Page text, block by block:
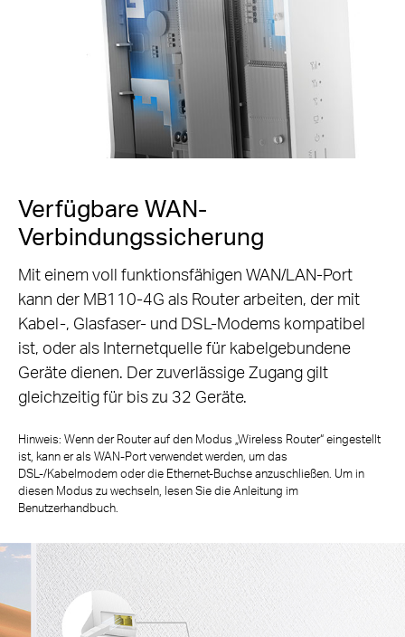
Verfügbare WAN-
Verbindungssicherung
Mit einem voll funktionsfähigen WAN/LAN-Port
kann der MB110-4G als Router arbeiten, der mit
Kabel-, Glasfaser- und DSL-Modems kompatibel
ist, oder als Internetquelle für kabelgebundene
Geräte dienen. Der zuverlässige Zugang gilt
gleichzeitig für bis zu 32 Geräte.
Hinweis: Wenn der Router auf den Modus „Wireless Router“ eingestellt
ist, kann er als WAN-Port verwendet werden, um das
DSL-/Kabelmodem oder die Ethernet-Buchse anzuschließen. Um in
diesen Modus zu wechseln, lesen Sie die Anleitung im
Benutzerhandbuch.